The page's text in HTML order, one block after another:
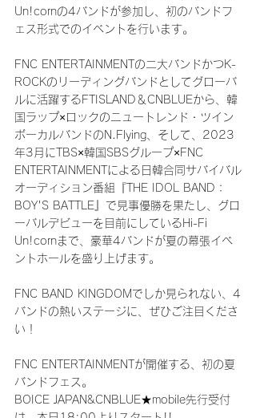
Un!cornの4バンドが参加し、初のバンドフ
ェス形式でのイベントを行います。
FNC ENTERTAINMENTの二大バンドかつK-
ROCKのリーディングバンドとしてグローバ
ルに活躍するFTISLAND＆CNBLUEから、韓
国ラップ×ロックのニュートレンド・ツイン
ボーカルバンドのN.Flying、そして、2023
年3月にTBS×韓国SBSグループ×FNC
ENTERTAINMENTによる日韓合同サバイバル
オーディション番組『THE IDOL BAND：
BOY'S BATTLE』で見事優勝を果たし、グロ
ーバルデビューを目前にしているHi-Fi
Un!cornまで、豪華4バンドが夏の幕張イベ
ントホールを盛り上げます。
FNC BAND KINGDOMでしか見られない、4
バンドの熱いステージに、ぜひご注目くださ
い！
FNC ENTERTAINMENTが開催する、初の夏
バンドフェス。
BOICE JAPAN&CNBLUE★mobile先行受付